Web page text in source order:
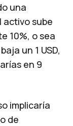
una
activo sube
10%, o sea
un 1 USD,
en 9
implicaría
de